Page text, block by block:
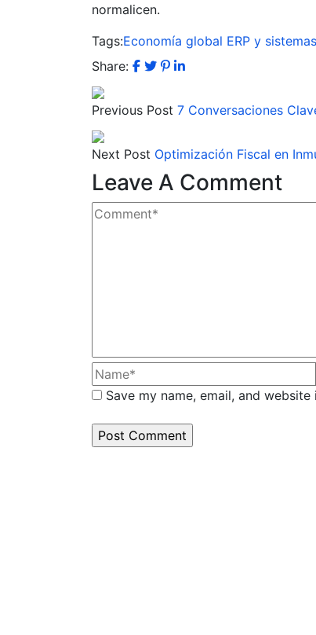
normalicen.
Tags:Economía global ERP y sistemas
Share:
Previous Post 7 Conversaciones
Next Post Optimización Fiscal en
Leave A Comment
Save my name, email, and